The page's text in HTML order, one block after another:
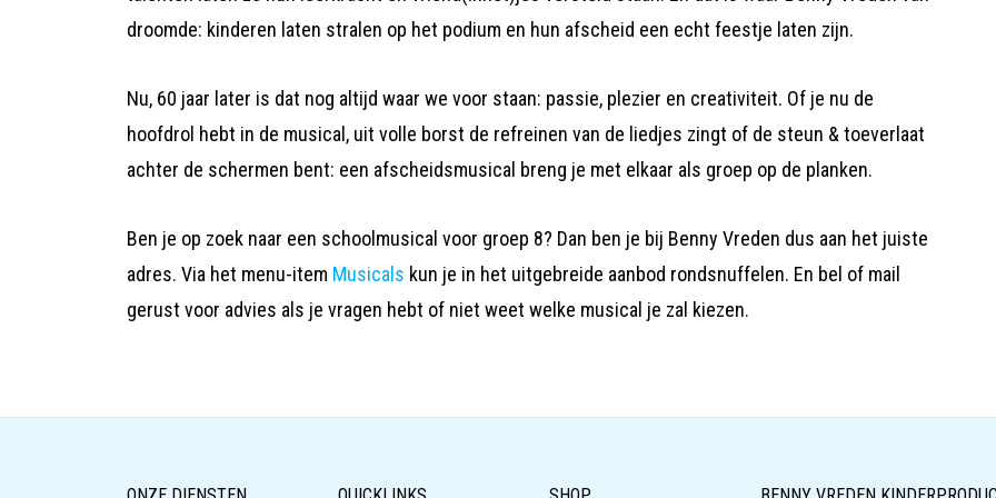
droomde: kinderen laten stralen op het podium en hun afscheid een echt feestje laten zijn.
Nu, 60 jaar later is dat nog altijd waar we voor staan: passie, plezier en creativiteit. Of je nu de
hoofdrol hebt in de musical, uit volle borst de refreinen van de liedjes zingt of de steun & toeverlaat
achter de schermen bent: een afscheidsmusical breng je met elkaar als groep op de planken.
Ben je op zoek naar een schoolmusical voor groep 8? Dan ben je bij Benny Vreden dus aan het juiste
adres. Via het menu-item Musicals kun je in het uitgebreide aanbod rondsnuffelen. En bel of mail
gerust voor advies als je vragen hebt of niet weet welke musical je zal kiezen.